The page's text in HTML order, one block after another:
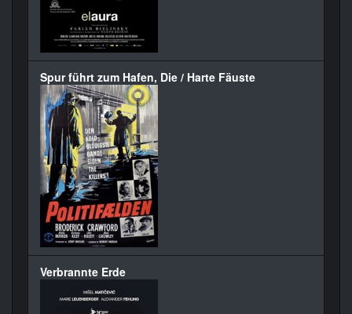
Spur führt zum Hafen, Die / Harte Fäuste
Verbrannte Erde